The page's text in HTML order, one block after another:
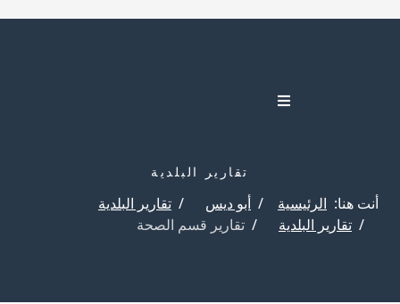
تقارير البلدية
أنت هنا: الرئيسية أبو ديس
تقارير البلدية
تقارير البلدية
تقارير قسم الصحة